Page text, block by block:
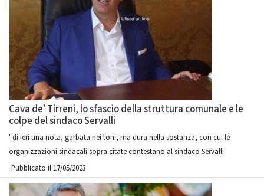
Cava de’ Tirreni, lo sfascio della struttura comunale e le
colpe del sindaco Servalli
' di ieri una nota, garbata nei toni, ma dura nella sostanza, con cui le
organizzazioni sindacali sopra citate contestano al sindaco Servalli
Pubblicato il 17/05/2023